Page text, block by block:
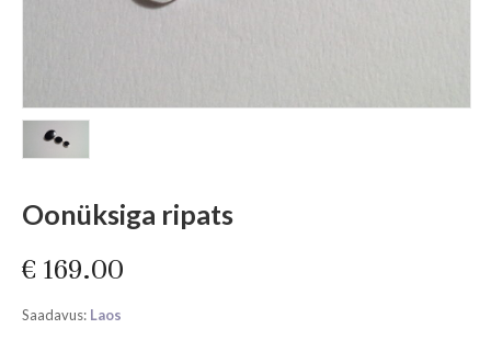
Oonüksiga ripats
€ 169.00
Saadavus: Laos